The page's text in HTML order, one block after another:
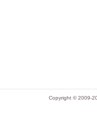
Copyright © 2009-